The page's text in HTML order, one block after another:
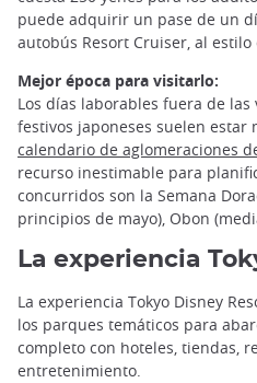
puede adquirir un pase de un
autobús Resort Cruiser, al
Mejor época para visitarlo:
Los días laborables fuera de las
festivos japoneses suelen estar
calendario de aglomeraciones
recurso inestimable para
concurridos son la Semana
principios de mayo), Obon
La experiencia
La experiencia Tokyo Disney
los parques temáticos para
completo con hoteles, tiendas,
entretenimiento.